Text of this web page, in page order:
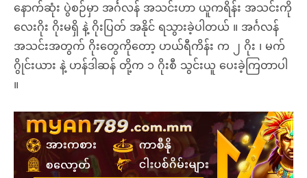
နောက်ဆုံး ပွဲစဉ်မှာ အင်္ဂလန် အသင်းဟာ ယူကရိန်း အသင်းကို
လေးဂိုး ဂိုးမရှိ နဲ့ ဂိုးပြတ် အနိုင် ရသွားခဲ့ပါတယ် ။ အင်္ဂလန်
အသင်းအတွက် ဂိုးတွေကိုတော့ ဟယ်ရီကိန်း က ၂ ဂိုး ၊ မက်
ဂွိုင်းယား နဲ့ ဟန်ဒါဆန် တို့က ၁ ဂိုးစီ သွင်းယူ ပေးခဲ့ကြတာပါ
။